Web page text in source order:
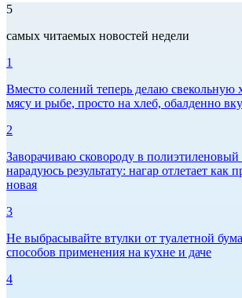
5
самых читаемых новостей недели
1
Вместо солений теперь делаю
мясу и рыбе, просто на хлеб, обалденно
2
Заворачиваю сковороду в полиэтиленовый
нарадуюсь результату: нагар отлетает как
новая
3
Не выбрасывайте втулки от туалетной
способов применения на кухне и даче
4